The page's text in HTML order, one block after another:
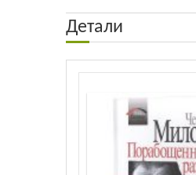
Контакты
Букинистические книги
Детали